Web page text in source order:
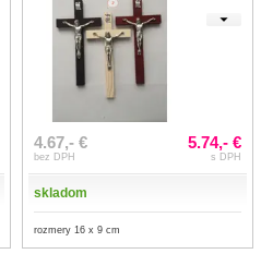
4.67,- €
bez DPH
5.74,- €
s DPH
skladom
rozmery 16 x 9 cm